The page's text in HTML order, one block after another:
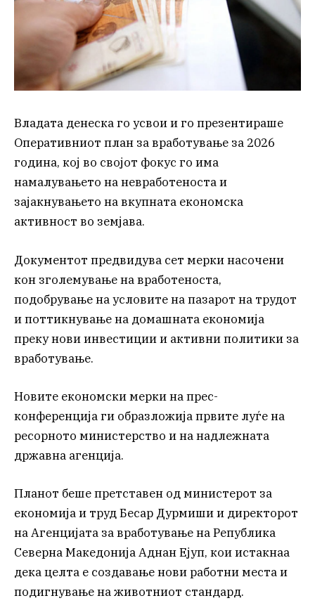
Владата денеска го усвои и го презентираше
Оперативниот план за вработување за 2026
година, кој во својот фокус го има
намалувањето на невработеноста и
зајакнувањето на вкупната економска
активност во земјава.
Документот предвидува сет мерки насочени
кон зголемување на вработеноста,
подобрување на условите на пазарот на трудот
и поттикнување на домашната економија
преку нови инвестиции и активни политики за
вработување.
Новите економски мерки на прес-
конференција ги образложија првите луѓе на
ресорното министерство и на надлежната
државна агенција.
Планот беше претставен од министерот за
економија и труд Бесар Дурмиши и директорот
на Агенцијата за вработување на Република
Северна Македонија Аднан Ејуп, кои истакнаа
дека целта е создавање нови работни места и
подигнување на животниот стандард.